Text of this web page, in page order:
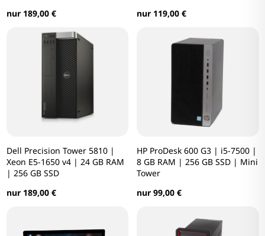
nur 189,00 € nur 119,00 €
Dell Precision Tower 5810 |
Xeon E5-1650 v4 | 24 GB RAM
| 256 GB SSD
nur 189,00 €
HP ProDesk 600 G3 | i5-7500 |
8 GB RAM | 256 GB SSD | Mini
Tower
nur 99,00 €